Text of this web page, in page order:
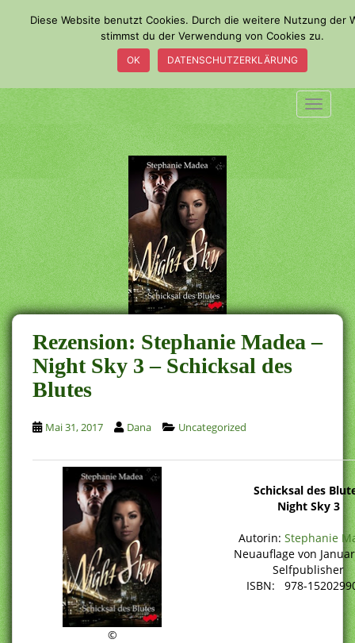
o
m
a
i
n
c
o
n
t
e
n
t
Rezension: Stephanie Madea –
Night Sky 3 – Schicksal des
Blutes
Mai 31, 2017 Dana Uncategorized
©
Schicksal des
Night Sky 3
Autorin: Stephanie
Neuauflage von
Selfpublisher
ISBN: 978-
Diese Website benutzt Cookies. Durch die weitere Nutzung der
stimmst du der Verwendung von Cookies zu.
OK DATENSCHUTZERKLÄRUNG